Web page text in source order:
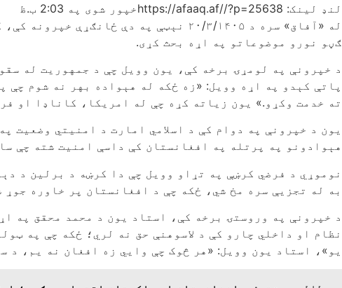
لنډ لینک: https://afaaq.af//?p=25638 خپور شوی په 2:03 ب.ظ
له «آفاق» سره د ۲۰/۳/۱۴۰۵ نېټې په
ګڼو نورو موضوعاتو په اړه بحث کړی.
د خپرونې په لومړۍ برخه کې، یون وویل چې د جمهوریت له
پاتې کېدو په اړه وویل: «زه ځکه له هېواده بهر نه شوم چې
ته خدمت وکړو.» یون زیاته کړه چې له امریکا، کاناډا او
هېوادونو په پرتله په افغانستان کې داسې امنیت شته چې
نوموړي د فرضي کرښې په تړاو وویل چې دا کرښه د برلین د
به له تجزیې سره مخ شي، ځکه چې د افغانستان پر خاوره جوړ
د خپرونې په وروستۍ برخه کې، استاد یون د محمد محقق په
نظام او داخلي چارو کې د لاسوهنې حق نه لري؛ ځکه چې په
یو»، استاد یون وویل: «هر څوک چې وایي زه افغان نه یم،